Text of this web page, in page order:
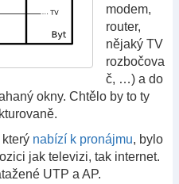
modem,
router,
nějaký TV
rozbočova
č, …) a do
okny. Chtělo by to ty
nabízí k pronájmu, bylo
jak televizi, tak internet.
UTP a AP.